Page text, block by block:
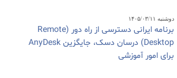
دوشنبه ۱۴۰۵/۰۳/۱۱
برنامه ایرانی دسترسی از راه دور (Remote
Desktop) درسان دسک، جایگزین AnyDesk
برای امور آموزشی